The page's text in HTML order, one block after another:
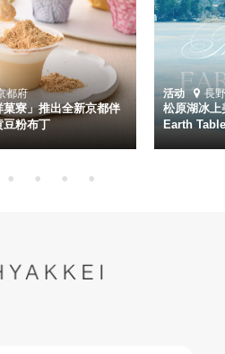
都府
寮」推出全新京都伴
粉布丁
活动 長
松原湖冰
Earth